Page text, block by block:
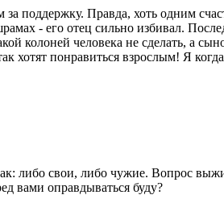
за поддержку. Правда, хоть одним
- его отец сильно избивал.
колоней человека не сделать, а
хотят понравиться взрослым! Я
либо свои, либо чужие. Вопрос
вами оправдываться буду?